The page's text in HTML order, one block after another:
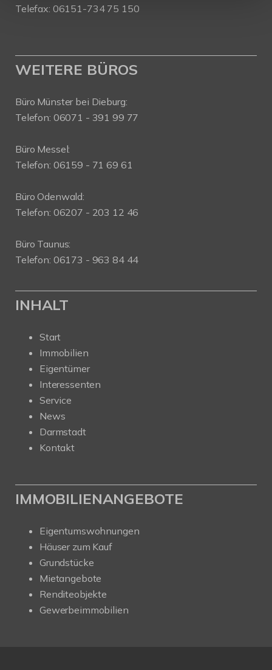
Telefax: 06151-734 75 150
WEITERE BÜROS
Büro Münster bei Dieburg:
Telefon: 06071 - 391 99 77
Büro Messel:
Telefon: 06159 - 71 69 61
Büro Odenwald:
Telefon: 06207 - 203 12 46
Büro Taunus:
Telefon: 06173 - 963 84 44
INHALT
Start
Immobilien
Eigentümer
Interessenten
Service
News
Darmstadt
Kontakt
IMMOBILIENANGEBOTE
Eigentumswohnungen
Häuser zum Kauf
Grundstücke
Mietangebote
Renditeobjekte
Gewerbeimmobilien